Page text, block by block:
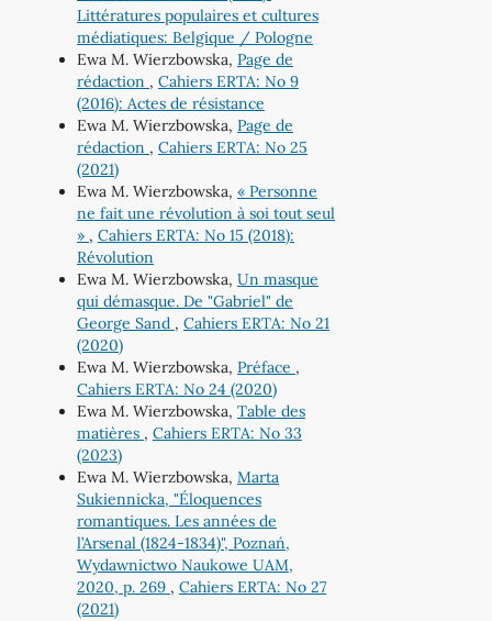
Littératures populaires et cultures
médiatiques: Belgique / Pologne
Ewa M. Wierzbowska, Page de
rédaction , Cahiers ERTA: No 9
(2016): Actes de résistance
Ewa M. Wierzbowska, Page de
rédaction , Cahiers ERTA: No 25
(2021)
Ewa M. Wierzbowska, « Personne
ne fait une révolution à soi tout seul
» , Cahiers ERTA: No 15 (2018):
Révolution
Ewa M. Wierzbowska, Un masque
qui démasque. De "Gabriel" de
George Sand , Cahiers ERTA: No 21
(2020)
Ewa M. Wierzbowska, Préface ,
Cahiers ERTA: No 24 (2020)
Ewa M. Wierzbowska, Table des
matières , Cahiers ERTA: No 33
(2023)
Ewa M. Wierzbowska, Marta
Sukiennicka, "Éloquences
romantiques. Les années de
l’Arsenal (1824-1834)", Poznań,
Wydawnictwo Naukowe UAM,
2020, p. 269 , Cahiers ERTA: No 27
(2021)